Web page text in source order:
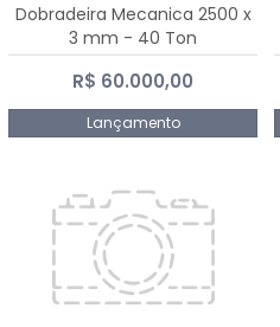
Dobradeira Mecanica 2500 x
3 mm - 40 Ton
R$ 60.000,00
Lançamento